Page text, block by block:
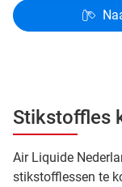
Stikstoffles
Air Liquide
stikstofflessen te